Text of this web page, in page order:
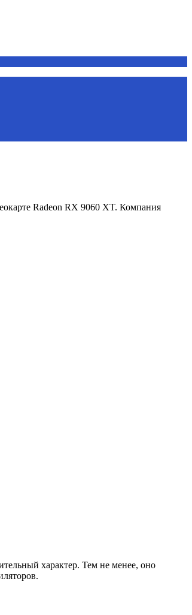
Radeon RX 9060 XT. Компания
характер. Тем не менее, оно